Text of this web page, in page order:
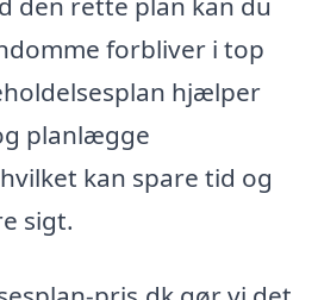
forbliver i top
hjælper
planlægge
kan spare tid og
sigt.